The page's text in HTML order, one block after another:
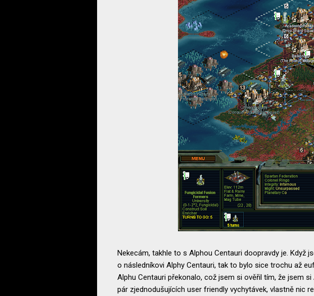
Nekecám, takhle to s Alphou Centauri doopravdy je. Když
o následníkovi Alphy Centauri, tak to bylo sice trochu až
Alphu Centauri překonalo, což jsem si ověřil tím, že jsem
pár zjednodušujících user friendly vychytávek, vlastně nic